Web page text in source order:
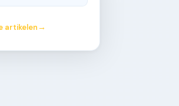
artikelen